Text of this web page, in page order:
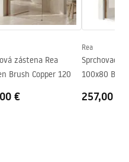
160mm
Electroplating
5 rokov _5.pdf
zástena Rea
Brush Copper 120
€
Rea
Sprchovací
100x80
257,00 €